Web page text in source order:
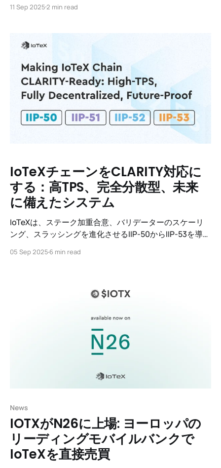
11 Sep 20252 min read
IoTeXチェーンをCLARITY対応に
する：高TPS、完全分散型、未来
に備えたシステム
IoTeXは、ステーク加重合意、バリデーターのスケーリ
ング、スラッシングを進化させるIIP-50からIIP-53を導入
します。
05 Sep 2025 6 min read
News
IOTXがN26に上場: ヨーロッパの
リーディングモバイルバンクで
IoTeXを直接売買